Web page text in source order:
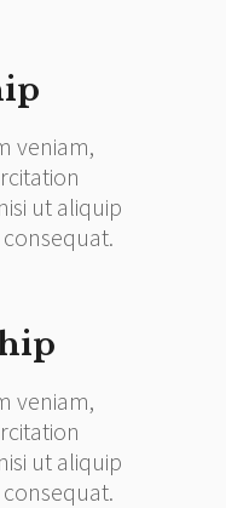
veniam,
ut aliquip
veniam,
ut aliquip